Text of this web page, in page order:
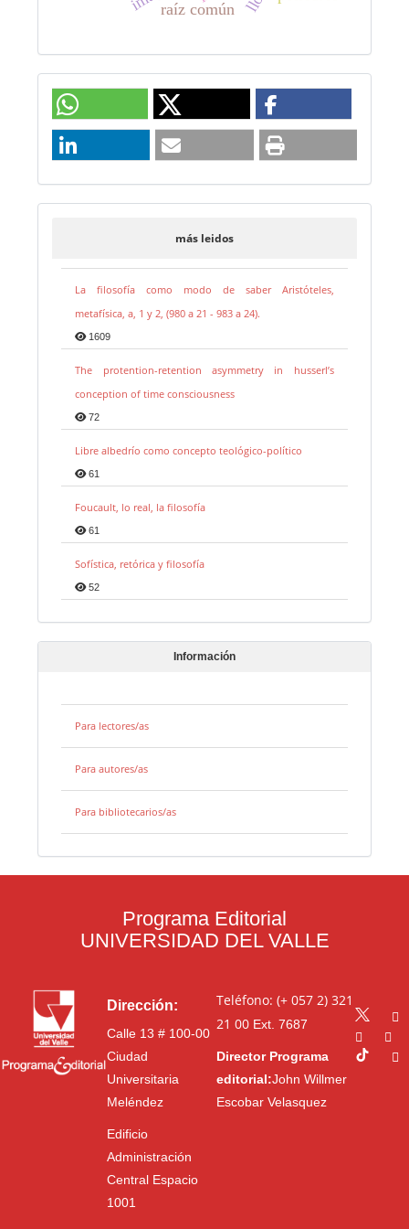
raíz común
más leidos
La filosofía como modo de saber Aristóteles,
metafísica, a, 1 y 2, (980 a 21 - 983 a 24).
1609
The protention-retention asymmetry in husserl’s
conception of time consciousness
72
Libre albedrío como concepto teológico-político
61
Foucault, lo real, la filosofía
61
Sofística, retórica y filosofía
52
Información
Para lectores/as
Para autores/as
Para bibliotecarios/as
Programa Editorial
UNIVERSIDAD DEL VALLE
Dirección:
Calle 13 # 100-00
Ciudad
Universitaria
Meléndez
Edificio
Administración
Central Espacio
1001
Teléfono: (+ 057 2) 321
21 00Ext. 7687
Director Programa
editorial:John Willmer
Escobar Velasquez